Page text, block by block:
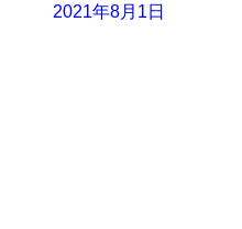
2021年8月1日